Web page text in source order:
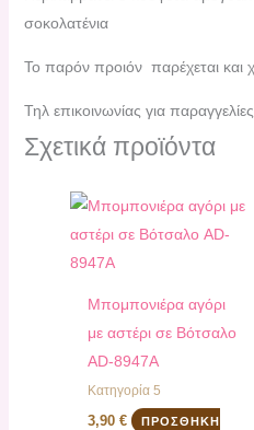
σοκολατένια
Το παρόν προιόν παρέχεται και
Τηλ επικοινωνίας για
Σχετικά προϊόντα
Μπομπονιέρα αγόρι
με αστέρι σε Βότσαλο
AD-8947Α
Κατηγορία 5
3,90€ ΠΡΟΣΘΉΚΗ